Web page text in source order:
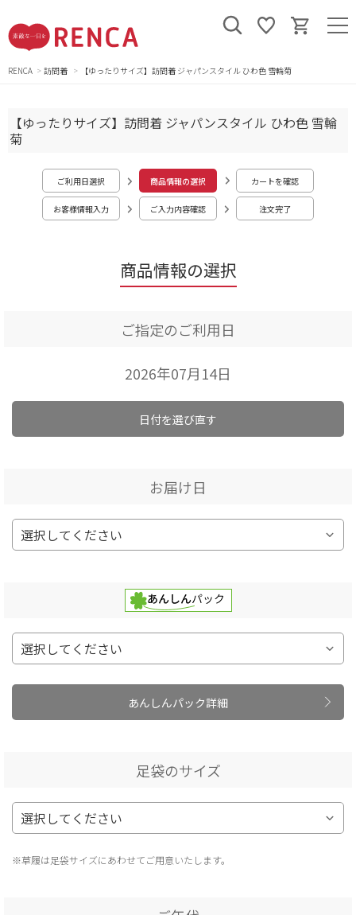
RENCA 訪問着 【ゆったりサイズ】訪問着 ジャパンスタイル ひわ色 雪輪菊
商品情報の選択
【ゆったりサイズ】訪問着 ジャパンスタイル ひわ色 雪輪
菊
ご利用日選択 商品情報の選択 カートを確認
お客様情報入力 ご入力内容確認 注文完了
ご指定のご利用日
2026年07月14日
日付を選び直す
お届け日
あんしんパック詳細
足袋のサイズ
※草履は足袋サイズにあわせてご用意いたします。